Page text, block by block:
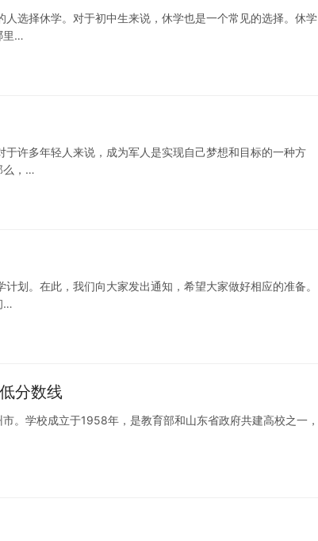
选择休学。对于初中生来说，休学也是一个常见的选择。休学
里…
许多年轻人来说，成为军人是实现自己梦想和目标的一种方
么，…
划。在此，我们向大家发出通知，希望大家做好相应的准备。
…
分数线
。学校成立于1958年，是教育部和山东省政府共建高校之一，